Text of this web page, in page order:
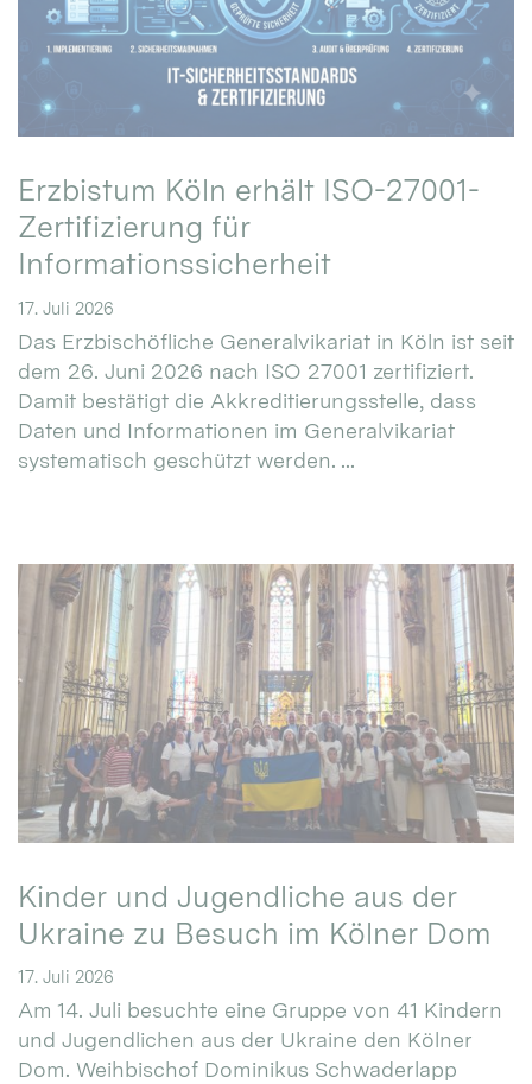
Erzbistum Köln erhält ISO-27001-
Zertifizierung für
Informationssicherheit
17. Juli 2026
Das Erzbischöfliche Generalvikariat in Köln ist seit
dem 26. Juni 2026 nach ISO 27001 zertifiziert.
Damit bestätigt die Akkreditierungsstelle, dass
Daten und Informationen im Generalvikariat
systematisch geschützt werden. ...
Kinder und Jugendliche aus der
Ukraine zu Besuch im Kölner Dom
17. Juli 2026
Am 14. Juli besuchte eine Gruppe von 41 Kindern
und Jugendlichen aus der Ukraine den Kölner
Dom. Weihbischof Dominikus Schwaderlapp